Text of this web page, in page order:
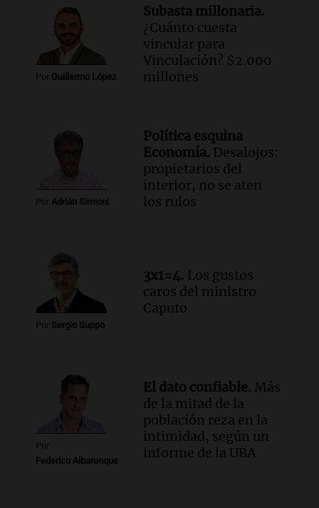
Audio.
Mateo, a los 25 años, lucha
contra el tiempo: necesita un trasplante
para poder seguir viviend
Una mañana para todos
Episodios
Una mañana para todos
Episodios
Altas Cumbres: rescataron a una
cabra que llevaba ocho días atrapada en
Audio.
Chile planteó mejorar la
conectividad fronteriza, aérea y digital
con Jujuy
Panorama Federal
Episodios
Por Guillermo López
Subasta millonaria.
¿Cuánto cuesta
vincular para
Vinculación? $2.000
millones
Por Adrián Simioni
Política esquina
Economía. Desalojos:
propietarios del
interior, no se aten
los rulos
Por Sergio Suppo
3x1=4. Los gustos
caros del ministro
Caputo
Por
Federico Albarenque
El dato confiable. Más
de la mitad de la
población reza en la
intimidad, según un
informe de la UBA